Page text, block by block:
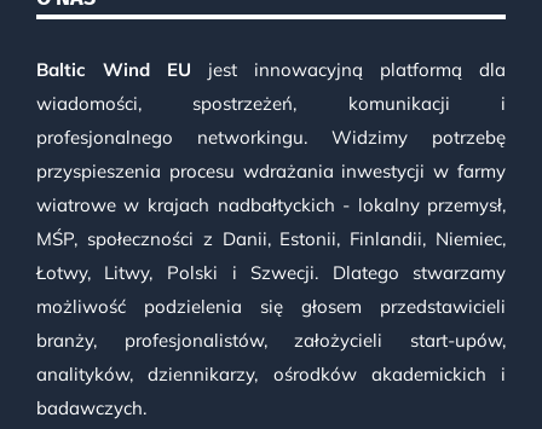
Baltic Wind EU jest innowacyjną platformą dla
wiadomości, spostrzeżeń, komunikacji i
profesjonalnego networkingu. Widzimy potrzebę
przyspieszenia procesu wdrażania inwestycji w farmy
wiatrowe w krajach nadbałtyckich - lokalny przemysł,
MŚP, społeczności z Danii, Estonii, Finlandii, Niemiec,
Łotwy, Litwy, Polski i Szwecji. Dlatego stwarzamy
możliwość podzielenia się głosem przedstawicieli
branży, profesjonalistów, założycieli start-upów,
analityków, dziennikarzy, ośrodków akademickich i
badawczych.